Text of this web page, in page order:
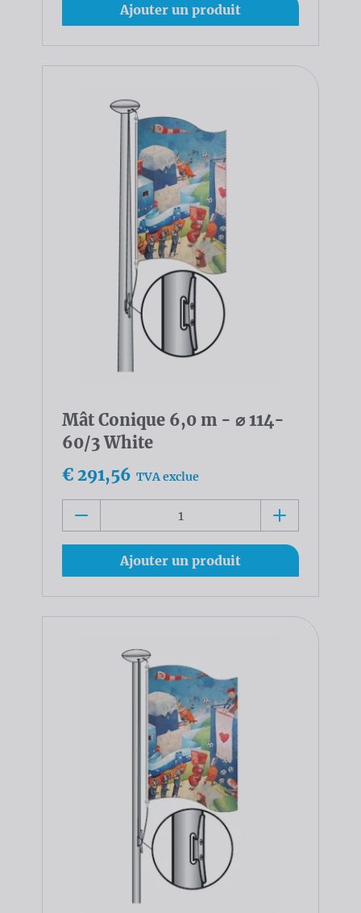
Ajouter un produit
Mât Conique 6,0 m - ⌀ 114-
60/3 White
€ 291,56 TVA exclue
Ajouter un produit